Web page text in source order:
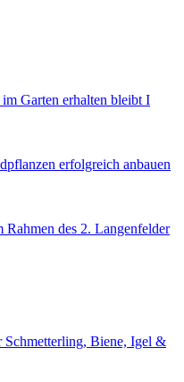
Garten erhalten bleibt I
erfolgreich anbauen
des 2. Langenfelder
Schmetterling, Biene, Igel &